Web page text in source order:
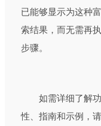
已能够显示为这种
索结果，而无需再
步骤。
如需详细了解
性、指南和示例，